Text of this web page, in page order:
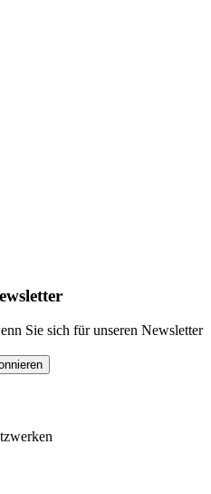
Sie sich für unseren Newsletter